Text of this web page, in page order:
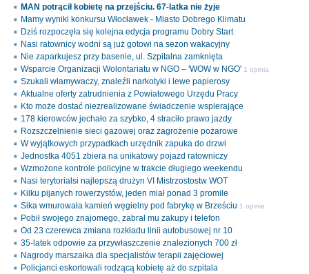
MAN potrącił kobietę na przejściu. 67-latka nie żyje
Mamy wyniki konkursu Włocławek - Miasto Dobrego Klimatu
Dziś rozpoczęła się kolejna edycja programu Dobry Start
Nasi ratownicy wodni są już gotowi na sezon wakacyjny
Nie zaparkujesz przy basenie, ul. Szpitalna zamknięta
Wsparcie Organizacji Wolontariatu w NGO – 'WOW w NGO' 1 opinia
Szukali włamywaczy, znaleźli narkotyki i lewe papierosy
Aktualne oferty zatrudnienia z Powiatowego Urzędu Pracy
Kto może dostać niezrealizowane świadczenie wspierające
178 kierowców jechało za szybko, 4 straciło prawo jazdy
Rozszczelnienie sieci gazowej oraz zagrożenie pożarowe
W wyjątkowych przypadkach urzędnik zapuka do drzwi
Jednostka 4051 zbiera na unikatowy pojazd ratowniczy
Wzmożone kontrole policyjne w trakcie długiego weekendu
Nasi terytorialsi najlepszą drużyn VI Mistrzostostw WOT
Kilku pijanych rowerzystów, jeden miał ponad 3 promile
Sika wmurowała kamień węgielny pod fabrykę w Brześciu 1 opinia
Pobił swojego znajomego, zabrał mu zakupy i telefon
Od 23 czerewca zmiana rozkładu linii autobusowej nr 10
35-latek odpowie za przywłaszczenie znalezionych 700 zł
Nagrody marszałka dla specjalistów terapii zajęciowej
Policjanci eskortowali rodzącą kobietę aż do szpitala